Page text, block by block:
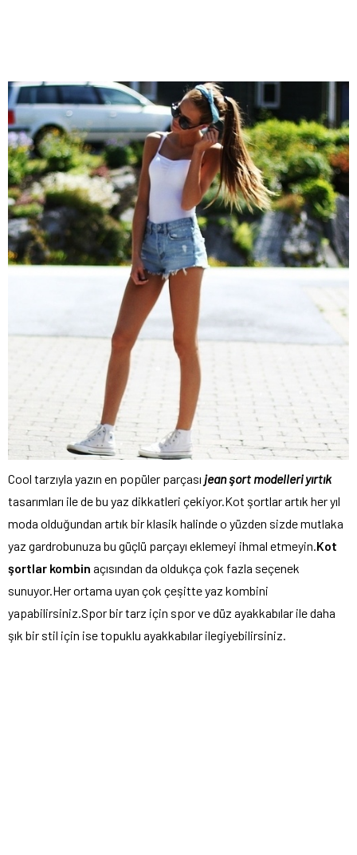
Cool tarzıyla yazın en popüler parçası jean şort modelleri yırtık
tasarımları ile de bu yaz dikkatleri çekiyor.Kot şortlar artık her yıl
moda olduğundan artık bir klasik halinde o yüzden sizde mutlaka
yaz gardrobunuza bu güçlü parçayı eklemeyi ihmal etmeyin.Kot
şortlar kombin açısından da oldukça çok fazla seçenek
sunuyor.Her ortama uyan çok çeşitte yaz kombini
yapabilirsiniz.Spor bir tarz için spor ve düz ayakkabılar ile daha
şık bir stil için ise topuklu ayakkabılar ilegiyebilirsiniz.